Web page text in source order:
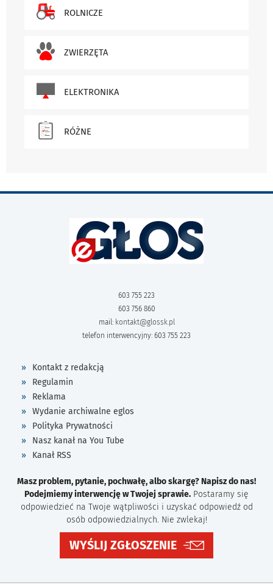
ROLNICZE
ZWIERZĘTA
ELEKTRONIKA
RÓŻNE
603 755 223
603 756 860
mail: kontakt@glossk.pl
telefon interwencyjny: 603 755 223
Kontakt z redakcją
Regulamin
Reklama
Wydanie archiwalne eglos
Polityka Prywatności
Nasz kanał na You Tube
Kanał RSS
Masz problem, pytanie, pochwałę, albo skargę? Napisz do nas!
Podejmiemy interwencję w Twojej sprawie. Postaramy się
odpowiedzieć na Twoje wątpliwości i uzyskać odpowiedź od
osób odpowiedzialnych. Nie zwlekaj!
WYŚLIJ ZGŁOSZENIE